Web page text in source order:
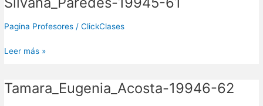
Pagina Profesores /ClickClases
61
Leer más »
Tamara_Eugenia_Acosta-19946-62
Tamara_Eugenia_Acosta-